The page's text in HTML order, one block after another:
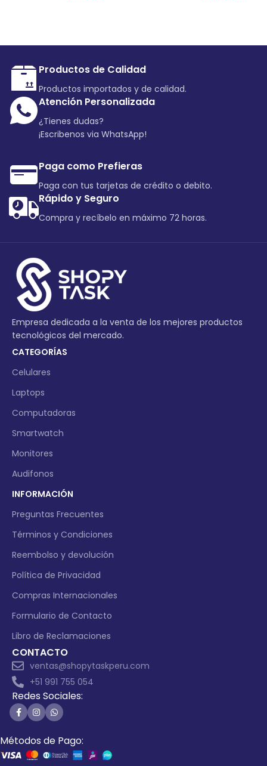
Productos de Calidad
Productos importados y de calidad.
Atención Personalizada
¿Tienes dudas?
¡Escribenos via WhatsApp!
Paga como Prefieras
Paga con tus tarjetas de crédito o debito.
Rápido y Seguro
Compra y recíbelo en máximo 72 horas.
Empresa dedicada a la venta de los mejores productos
tecnológicos del mercado.
CATEGORÍAS
Celulares
Laptops
Computadoras
Smartwatch
Monitores
Audifonos
INFORMACIÓN
Preguntas Frecuentes
Términos y Condiciones
Reembolso y devolución
Política de Privacidad
Compras Internacionales
Formulario de Contacto
Libro de Reclamaciones
CONTACTO
ventas@shopytaskperu.com
+51 991 755 054
Redes Sociales:
Métodos de Pago: